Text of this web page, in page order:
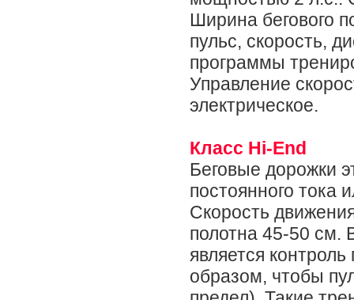
Ширина бегового
пульс, скорость,
программы
Управление
электрическое.
Класс Hi-End
Беговые дорожки
постоянного тока
Скорость
полотна 45-50 см.
является
образом, чтобы